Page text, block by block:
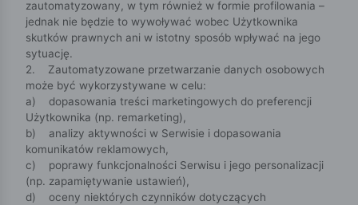
zautomatyzowany, w tym również w formie profilowania –
jednak nie będzie to wywoływać wobec Użytkownika
skutków prawnych ani w istotny sposób wpływać na jego
sytuację.
2. Zautomatyzowane przetwarzanie danych osobowych
może być wykorzystywane w celu:
a) dopasowania treści marketingowych do preferencji
Użytkownika (np. remarketing),
b) analizy aktywności w Serwisie i dopasowania
komunikatów reklamowych,
c) poprawy funkcjonalności Serwisu i jego personalizacji
(np. zapamiętywanie ustawień),
d) oceny niektórych czynników dotyczących